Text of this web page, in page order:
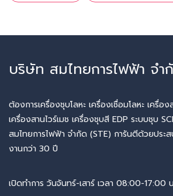
บริษัท สมไทยการไฟฟ้า จำ
ต้องการเครื่องชุบโลหะ เครื่องเชื่อมโลหะ เครื่อ
เครื่องสานไวร์เมช เครื่องชุบสี EDP ระบบชุบ
สมไทยการไฟฟ้า จำกัด (STE) การันตีด้วยประ
งานกว่า 30 ปี
เปิดทำการ วันจันทร์-เสาร์ เวลา 08:00-17:00